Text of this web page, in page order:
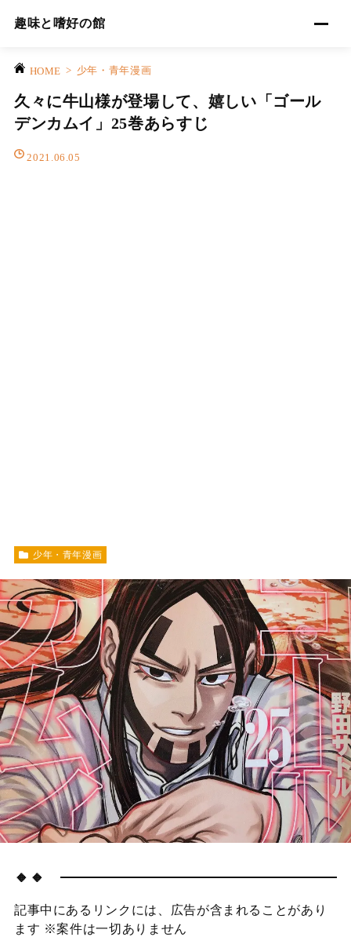
趣味と嗜好の館
HOME > 少年・青年漫画
久々に牛山様が登場して、嬉しい「ゴール
デンカムイ」25巻あらすじ
2021.06.05
少年・青年漫画
🔸🔸
記事中にあるリンクには、広告が含まれることがあり
ます ※案件は一切ありません